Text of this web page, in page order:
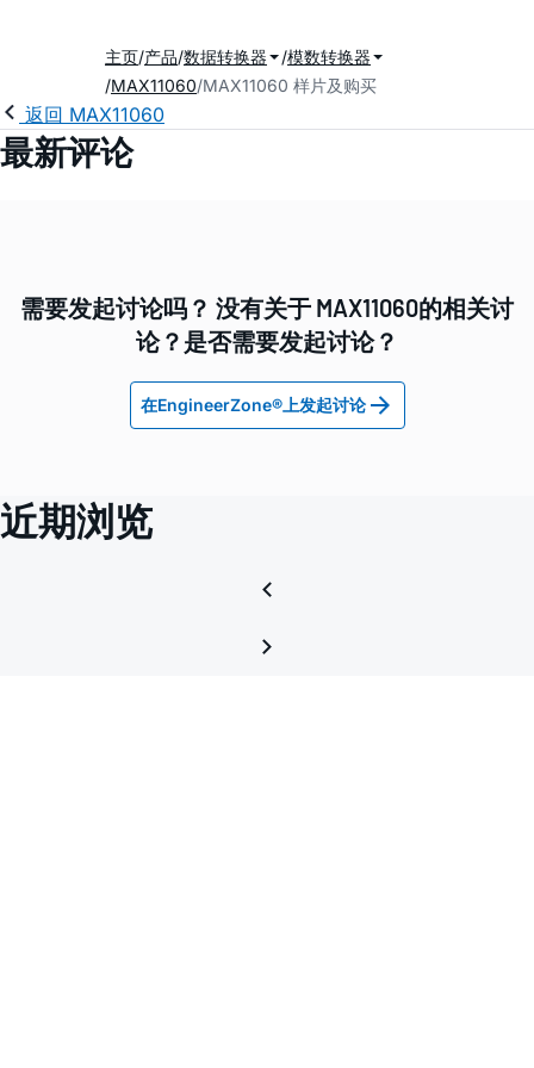
主页 产品 数据转换器
模数转换器
MAX11060 MAX11060 样片及购买
返回 MAX11060
最新评论
需要发起讨论吗？ 没有关于 MAX11060的相关讨
论？是否需要发起讨论？
在EngineerZone®上发起讨论
近期浏览